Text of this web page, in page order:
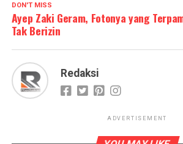
DON'T MISS
Ayep Zaki Geram, Fotonya yang
Tak Berizin
Redaksi
ADVERTISEMENT